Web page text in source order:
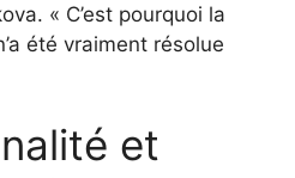
« C’est pourquoi la
été vraiment résolue
et